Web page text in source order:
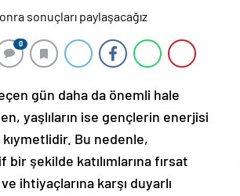
0
gün daha da önemli hale
yaşlıların ise gençlerin enerjisi
Bu nedenle,
bir şekilde katılımlarına fırsat
ihtiyaçlarına karşı duyarlı